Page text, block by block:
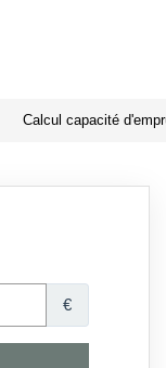
Calcul capacité